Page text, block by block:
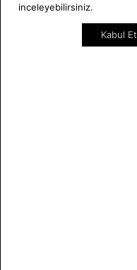
Mağazalar
Mağazada Teknik Servis
inceleyebilirsiniz.
Kabul Et